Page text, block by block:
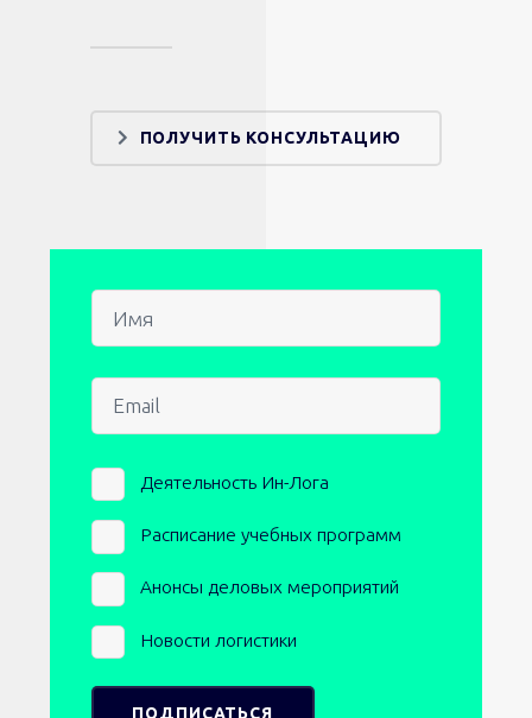
ПОЛУЧИТЬ КОНСУЛЬТАЦИЮ
Newsletters
Деятельность Ин-Лога
Расписание учебных программ
Анонсы деловых мероприятий
Новости логистики